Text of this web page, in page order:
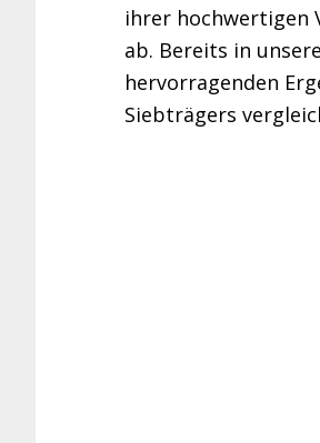
ihrer hochwertigen
ab. Bereits in
hervorragenden
Siebträgers